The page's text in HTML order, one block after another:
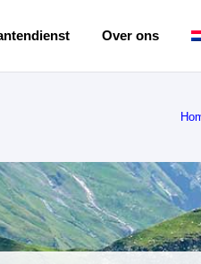
Over ons